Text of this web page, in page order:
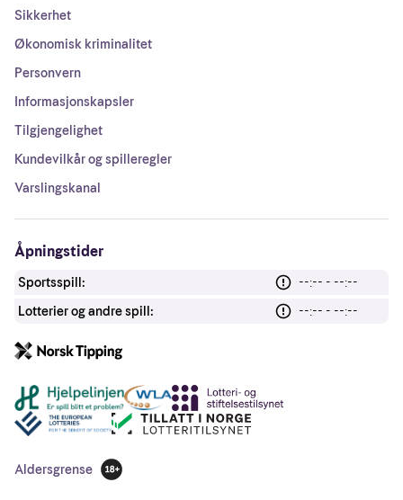
Sikkerhet
Økonomisk kriminalitet
Personvern
Informasjonskapsler
Tilgjengelighet
Kundevilkår og spilleregler
Varslingskanal
Åpningstider
Sportsspill:
--:-- - --:--
Lotterier og andre spill:
--:-- - --:--
Andre lenker
Aldersgrense
18 år